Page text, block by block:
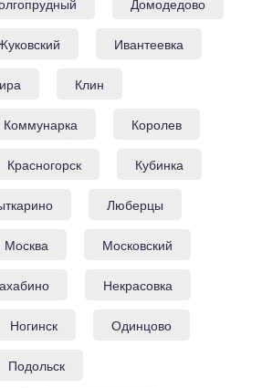
Домодедово
Ивантеевка
Клин
Коммунарка Королев
Красногорск Кубинка
Люберцы
Москва Московский
Некрасовка
Ногинск Одинцово
Подольск